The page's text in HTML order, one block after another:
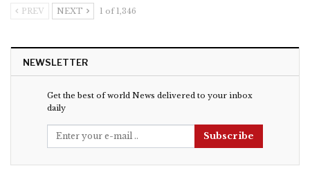
PREV NEXT 1 of 1,346
NEWSLETTER
Get the best of world News delivered to your inbox
daily
Subscribe